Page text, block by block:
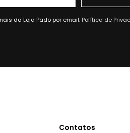
da Loja Pado por email. Política de
Contatos